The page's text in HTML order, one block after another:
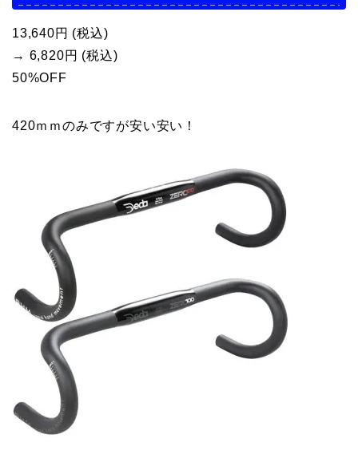
13,640円 (税込)
→ 6,820円 (税込)
50%OFF
420ｍｍのみですが安い安い！